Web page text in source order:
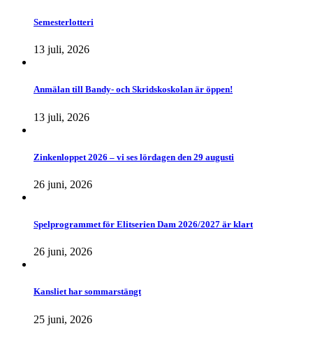
Semesterlotteri
13 juli, 2026
Anmälan till Bandy- och Skridskoskolan är öppen!
13 juli, 2026
Zinkenloppet 2026 – vi ses lördagen den 29 augusti
26 juni, 2026
Spelprogrammet för Elitserien Dam 2026/2027 är klart
26 juni, 2026
Kansliet har sommarstängt
25 juni, 2026